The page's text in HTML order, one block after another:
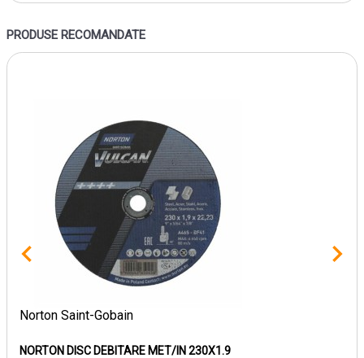
PRODUSE RECOMANDATE
Norton Saint-Gobain
NORTON DISC DEBITARE MET/IN 230X1.9